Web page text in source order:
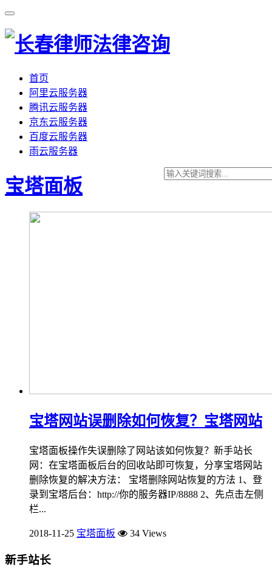
首页
阿里云服务器
腾讯云服务器
京东云服务器
百度云服务器
雨云服务器
宝塔面板
宝塔网站误删除如何恢复？宝塔网站
宝塔面板操作失误删除了网站该如何恢复？新手站长
网：在宝塔面板后台的回收站即可恢复，分享宝塔网站
删除恢复的解决方法： 宝塔删除网站恢复的方法 1、登
录到宝塔后台：http://你的服务器IP/8888 2、先点击左侧
栏...
2018-11-25 宝塔面板 34 Views
新手站长